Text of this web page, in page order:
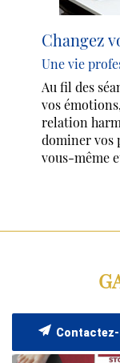
Changez
Une vie
Au fil des
vos
relation
dominer vos
vous-même